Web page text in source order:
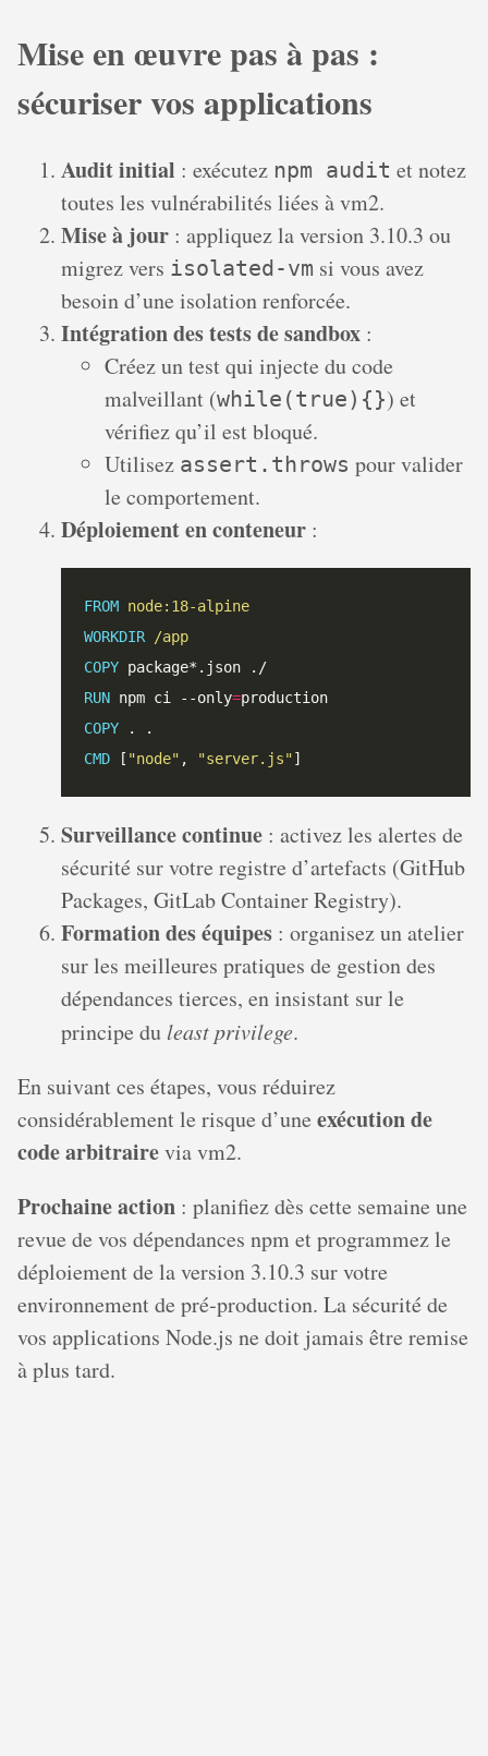
Mise en œuvre pas à pas :
sécuriser vos applications
Audit initial : exécutez npm audit et notez
toutes les vulnérabilités liées à vm2.
Mise à jour : appliquez la version 3.10.3 ou
migrez vers isolated‐vm si vous avez
besoin d’une isolation renforcée.
Intégration des tests de sandbox :
Créez un test qui injecte du code
malveillant (while(true){}) et
vérifiez qu’il est bloqué.
Utilisez assert.throws pour valider
le comportement.
Déploiement en conteneur :
FROM node:18-alpine
WORKDIR /app
COPY package*.json ./
RUN npm ci --only=production
COPY . .
CMD [ "node" , "server.js"]
Surveillance continue : activez les alertes de
sécurité sur votre registre d’artefacts (GitHub
Packages, GitLab Container Registry).
Formation des équipes : organisez un atelier
sur les meilleures pratiques de gestion des
dépendances tierces, en insistant sur le
principe du least privilege.
En suivant ces étapes, vous réduirez
considérablement le risque d’une exécution de
code arbitrairevia vm2.
Prochaine action : planifiez dès cette semaine une
revue de vos dépendances npm et programmez le
déploiement de la version 3.10.3 sur votre
environnement de pré‐production. La sécurité de
vos applications Node.js ne doit jamais être remise
à plus tard.